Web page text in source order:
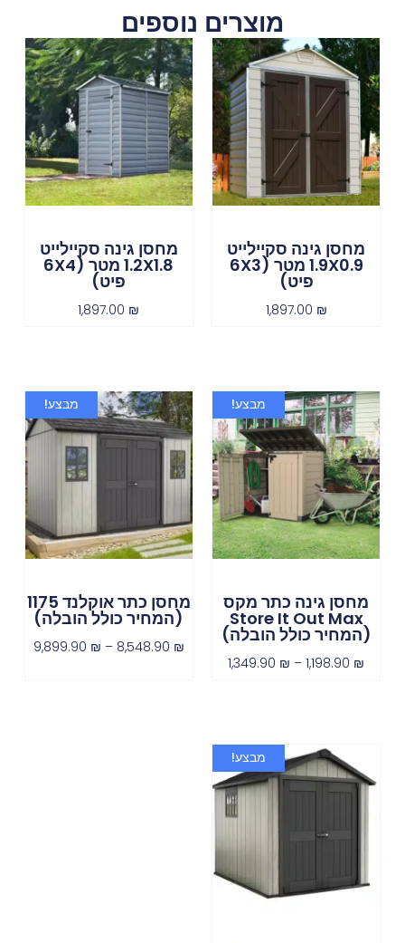
מוצרים נוספים
מחסן גינה סקיילייט
1.9X0.9 מטר (6X3
פיט)
1,897.00 ₪
מחסן גינה סקיילייט
1.2X1.8 מטר (6X4
פיט)
1,897.00 ₪
מבצע!
מחסן גינה כתר מקס
Store It Out Max
(המחיר כולל הובלה)
1,198.90 ₪
–
1,349.90 ₪
מבצע!
מחסן כתר אוקלנד 1175
(המחיר כולל הובלה)
8,548.90 ₪
–
9,899.90 ₪
מבצע!